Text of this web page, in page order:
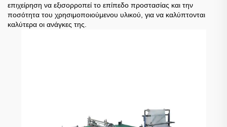
επιχείρηση να εξισορροπεί το επίπεδο προστασίας και την
ποσότητα του χρησιμοποιούμενου υλικού, για να καλύπτονται
καλύτερα οι ανάγκες της.